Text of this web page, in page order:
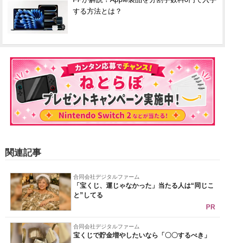
する方法とは？
関連記事
合同会社デジタルファーム
「宝くじ、運じゃなかった」当たる人は“同じこ
と”してる
PR
合同会社デジタルファーム
宝くじで貯金増やしたいなら「〇〇するべき」